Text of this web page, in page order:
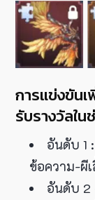
การแข่งขัน
รับรางวัลใน
อันดับ 1
ข้อความ-ผี
อันดับ 2